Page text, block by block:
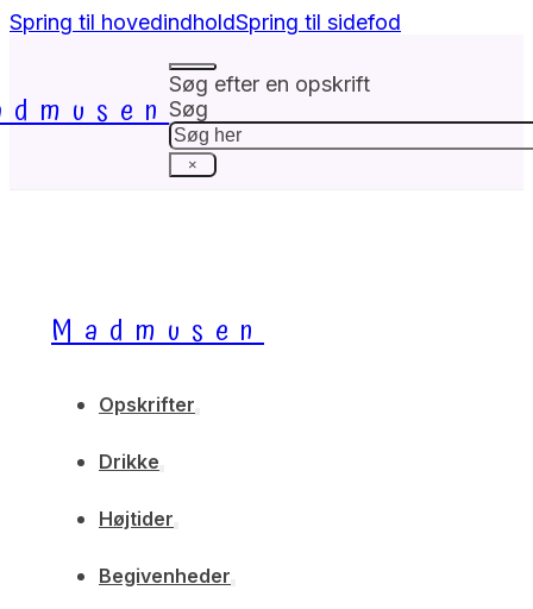
Spring til hovedindholdSpring til sidefod
Søg efter en opskrift
Søg
×
Madmusen
Opskrifter
Drikke
Højtider
Begivenheder